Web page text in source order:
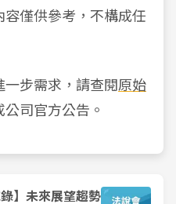
僅供參考，不構成任
步需求，請查閱原始
公司官方公告。
】未來展望趨勢